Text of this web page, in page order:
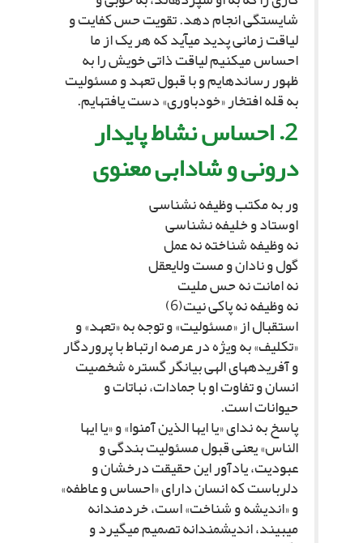
شایستگى انجام دهد. تقویت حس کفایت و
لیاقت زمانى پدید مى‏آید که هر یک از ما
احساس مى‏کنیم لیاقت ذاتى خویش را به
ظهور رسانده‏ایم و با قبول تعهد و مسئولیت
به قله افتخار «خودباورى» دست یافته‏ایم.
2. احساس نشاط پایدار
درونى و شادابى معنوى‏
ور به مکتب وظیفه نشناسى‏
اوستاد و خلیفه نشناسى‏
نه وظیفه شناخته نه عمل‏
گول و نادان و مست ولایعقل‏
نه امانت نه حس ملیت
نه وظیفه نه پاکى نیت(6)
استقبال از «مسئولیت» و توجه به «تعهد» و
«تکلیف» به ویژه در عرصه ارتباط با پروردگار
و آفریده‏هاى الهى بیانگر گستره شخصیت
انسان و تفاوت او با جمادات، نباتات و
حیوانات است.
پاسخ به نداى «یا ایها الذین آمنوا» و «یا ایها
الناس» یعنى قبول مسئولیت بندگى و
عبودیت، یادآور این حقیقت درخشان و
دلرباست که انسان داراى «احساس و عاطفه»
و «اندیشه و شناخت» است، خردمندانه
مى‏بیند، اندیشمندانه تصمیم مى‏گیرد و